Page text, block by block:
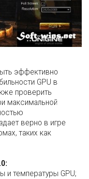
эффективно
GPU в
проверить
максимальной
верно в игре
таких как
и температуры GPU;